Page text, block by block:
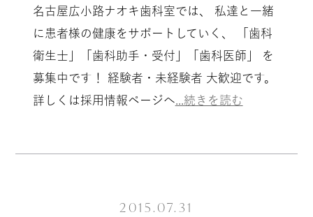
名古屋広小路ナオキ歯科室では、 私達と一緒
に患者様の健康をサポートしていく、 「歯科
衛生士」「歯科助手・受付」「歯科医師」 を
募集中です！ 経験者・未経験者 大歓迎です。
詳しくは採用情報ページへ ...続きを読む
2015.07.31